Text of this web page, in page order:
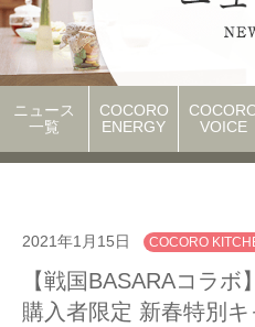
ニュース
一覧
COCORO
ENERGY
VOICE
2021年1月15日 COCORO
【戦国BASARAコラ
購入者限定 新春特別キ